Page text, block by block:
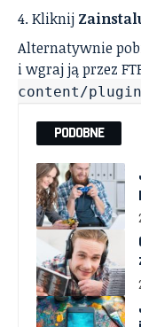
Kliknij
Alternatywnie
i wgraj ją przez
content/
PODOBNE